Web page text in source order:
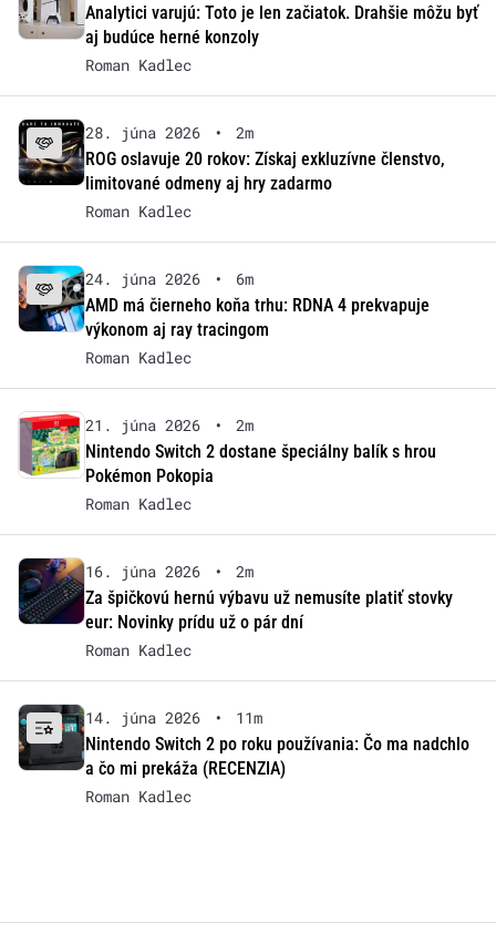
Analytici varujú: Toto je len začiatok. Drahšie môžu byť
aj budúce herné konzoly
Roman Kadlec
28. júna 2026 •
2m
ROG oslavuje 20 rokov: Získaj exkluzívne členstvo,
limitované odmeny aj hry zadarmo
Roman Kadlec
24. júna 2026 •
6m
AMD má čierneho koňa trhu: RDNA 4 prekvapuje
výkonom aj ray tracingom
Roman Kadlec
21. júna 2026 •
2m
Nintendo Switch 2 dostane špeciálny balík s hrou
Pokémon Pokopia
Roman Kadlec
16. júna 2026 •
2m
Za špičkovú hernú výbavu už nemusíte platiť stovky
eur: Novinky prídu už o pár dní
Roman Kadlec
14. júna 2026 •
11m
Nintendo Switch 2 po roku používania: Čo ma nadchlo
a čo mi prekáža (RECENZIA)
Roman Kadlec